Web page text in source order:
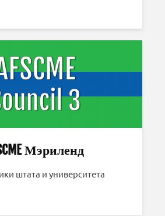
Мэриленд
штата и университета